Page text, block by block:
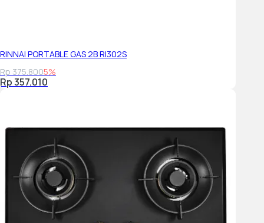
RINNAI PORTABLE GAS 2B RI302S
Rp 375.8005%
Rp 357.010